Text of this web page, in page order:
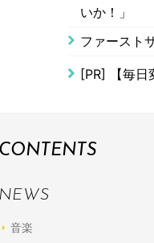
いか！」
ファースト
[PR] 【毎
CONTENTS
NEWS
音楽